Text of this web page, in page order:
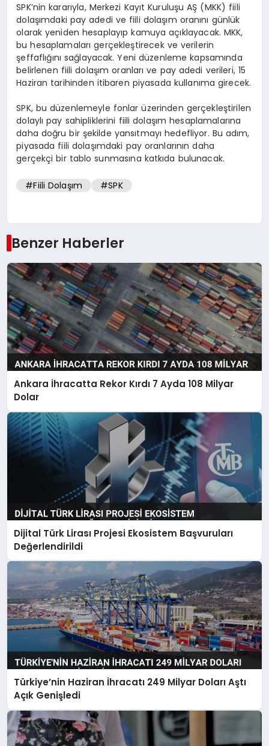
SPK’nin kararıyla, Merkezi Kayıt Kuruluşu AŞ (MKK) fiili
dolaşımdaki pay adedi ve fiili dolaşım oranını günlük
olarak yeniden hesaplayıp kamuya açıklayacak. MKK,
bu hesaplamaları gerçekleştirecek ve verilerin
şeffaflığını sağlayacak. Yeni düzenleme kapsamında
belirlenen fiili dolaşım oranları ve pay adedi verileri, 15
Haziran tarihinden itibaren piyasada kullanıma girecek.
SPK, bu düzenlemeyle fonlar üzerinden gerçekleştirilen
dolaylı pay sahipliklerini fiili dolaşım hesaplamalarına
daha doğru bir şekilde yansıtmayı hedefliyor. Bu adım,
piyasada fiili dolaşımdaki pay oranlarının daha
gerçekçi bir tablo sunmasına katkıda bulunacak.
#Fiili Dolaşım #SPK
Benzer Haberler
Ankara İhracatta Rekor Kırdı 7 Ayda 108 Milyar
Dolar
Dijital Türk Lirası Projesi Ekosistem Başvuruları
Değerlendirildi
Türkiye’nin Haziran İhracatı 249 Milyar Doları Aştı
Açık Genişledi